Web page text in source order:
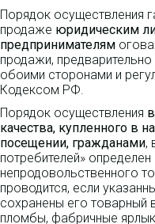
Порядок осуществления
продаже юридическим
предпринимателям
продажи,
обоими сторонами и
Кодексом РФ.
Порядок осуществления
качества, купленного в
посещении, гражданами,
потребителей»
непродовольственного
проводится, если
сохранены его товарный
пломбы, фабричные